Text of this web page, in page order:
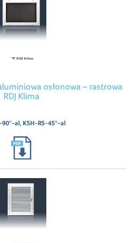
osłonowa – rastrowa
RDJ Klima
90°-al, KSH-RS-45°-al